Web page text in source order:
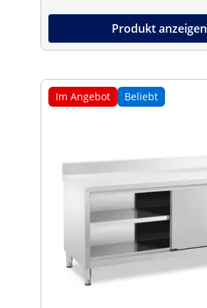
Produkt anzeigen
Im Angebot Beliebt